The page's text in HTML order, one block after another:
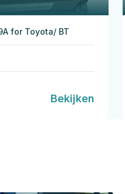
for Toyota/ BT
Bekijken